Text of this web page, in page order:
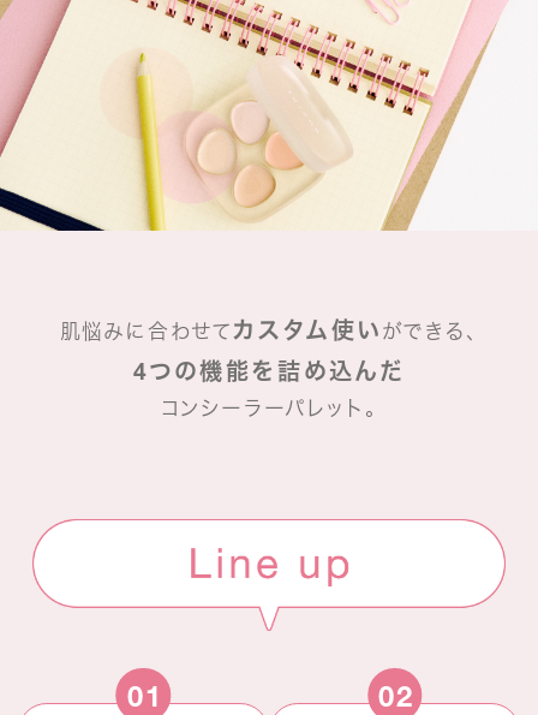
肌悩みに合わせてカスタム使い ができる、
4つの機能を詰め込んだ
コンシーラーパレット。
01 02